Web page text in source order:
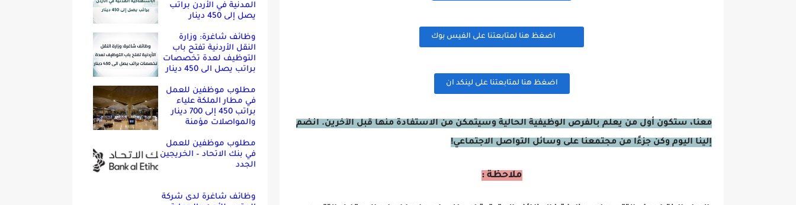
اضغظ هنا لمتابعتنا على الفيس بوك
اضغظ هنا لمتابعتنا على لينكد ان
معنا، ستكون أول من يعلم بالفرص الوظيفية الحالية وسيتمكن من الاستفادة منها قبل الآخرين. انضم
إلينا اليوم وكن جزءًا من مجتمعنا على وسائل التواصل الاجتماعي!
ملاحظة :
المدنية في الأردن براتب
يصل إلى 450 دينار
وظائف شاغرة: وزارة
النقل الأردنية تفتح باب
التوظيف لعدة تخصصات
براتب يصل الى 450 دينار
مطلوب موظفين للعمل
في مطار الملكة علياء
براتب 450 إلى 700 دينار
والمواصلات مؤمنة
مطلوب موظفين للعمل
في بنك الاتحاد – الخريجين
الجدد
وظائف شاغرة لدى شركة